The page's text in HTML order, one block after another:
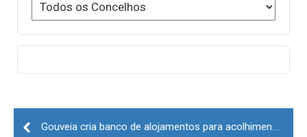
Post
navigation